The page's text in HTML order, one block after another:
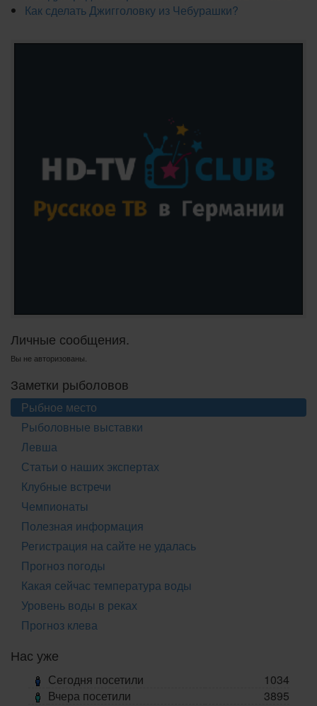
Как сделать Джигголовку из Чебурашки?
Личные сообщения.
Вы не авторизованы.
Заметки рыболовов
Рыбное место
Рыболовные выставки
Левша
Статьи о наших экспертах
Клубные встречи
Чемпионаты
Полезная информация
Регистрация на сайте не удалась
Прогноз погоды
Какая сейчас температура воды
Уровень воды в реках
Прогноз клева
Нас уже
Сегодня посетили
1034
Вчера посетили
3895